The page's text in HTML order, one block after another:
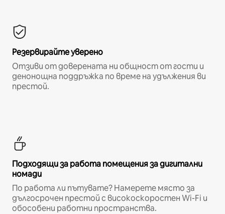
Резервирайте уверено
Отзиви от доверената ни общност от гости и
денонощна поддръжка по време на удължения ви
престой.
Подходящи за работа помещения за дигитални
номади
По работа ли пътувате? Намерете място за
дългосрочен престой с високоскоростен Wi-Fi и
обособени работни пространства.